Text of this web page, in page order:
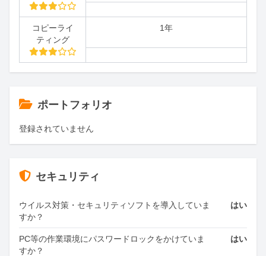
コピーライ
ティング
1年
ポートフォリオ
登録されていません
セキュリティ
ウイルス対策・セキュリティソフトを導入していま
すか？
はい
PC等の作業環境にパスワードロックをかけていま
すか？
はい